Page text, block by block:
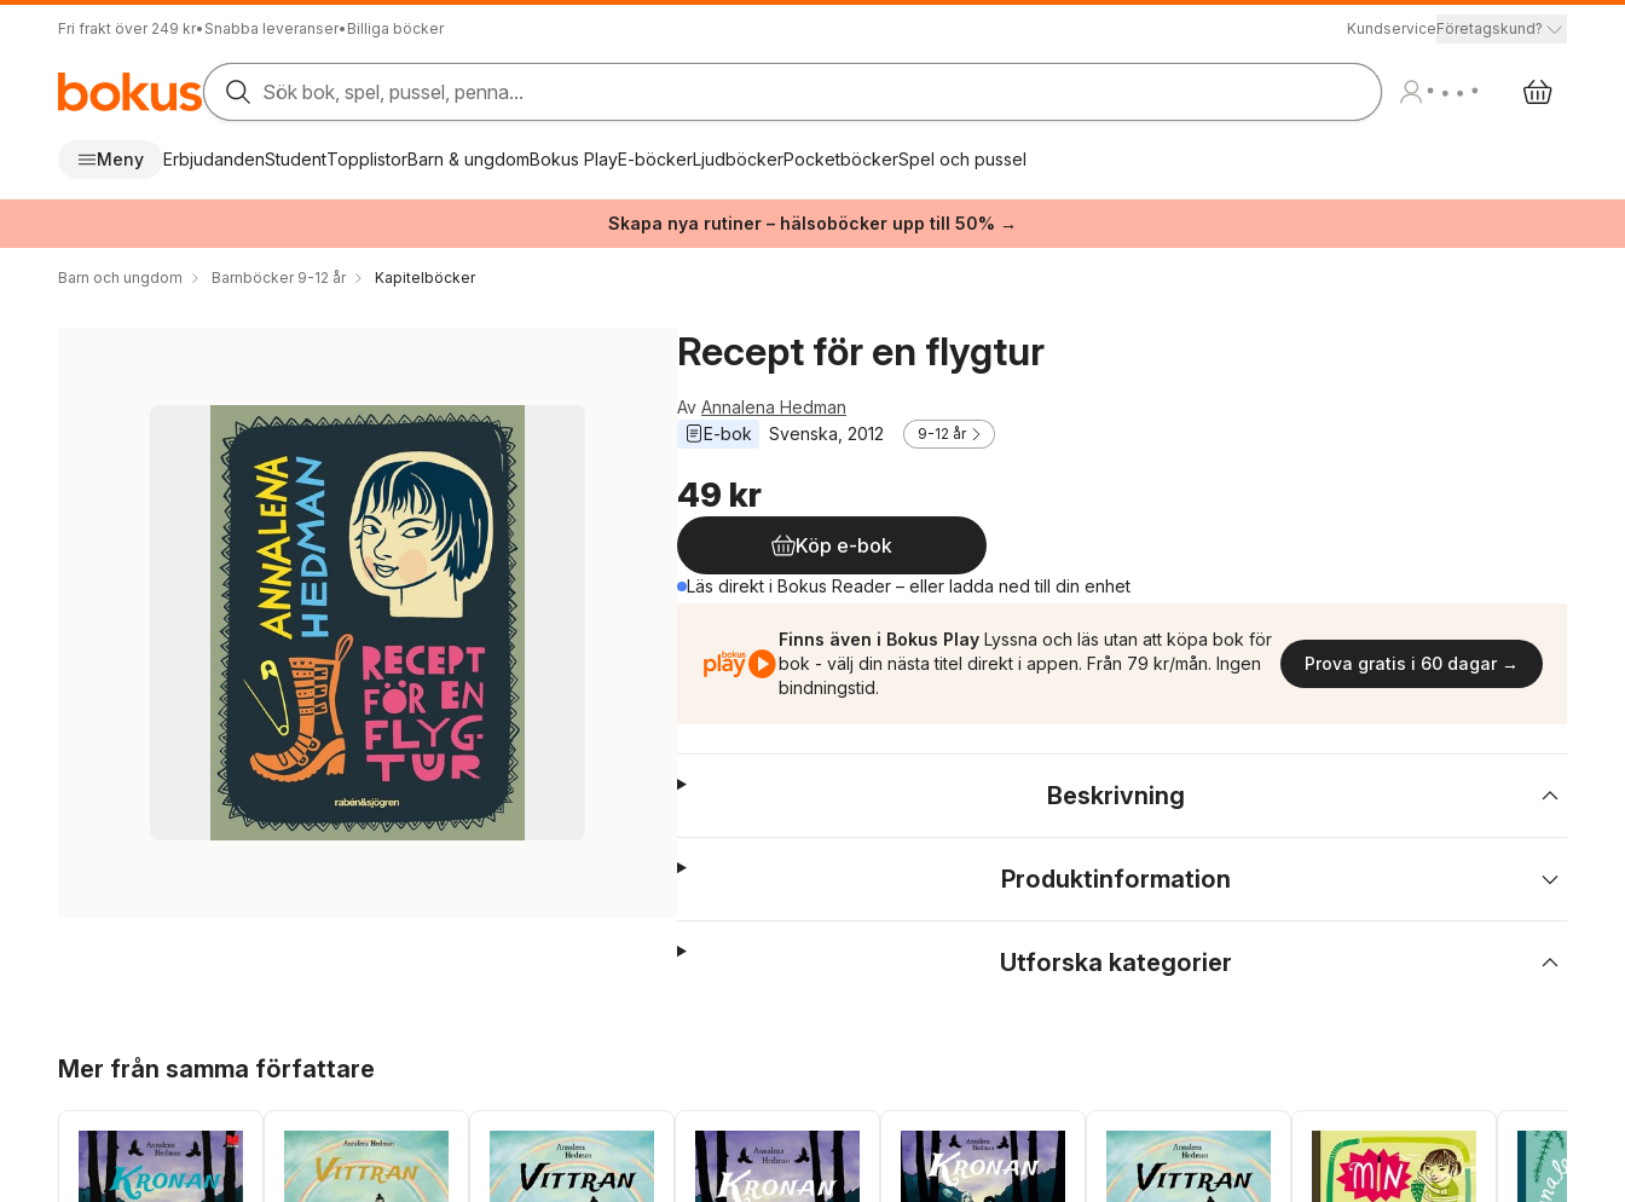
Fri frakt över 249 kr• Snabba leveranser• Billiga böcker KundserviceFöretagskund?
Sök bok, spel, pussel, penna...
Meny ErbjudandenStudentTopplistorBarn & ungdomBokus PlayE-böckerLjudböckerPocketböckerSpel och pussel
Skapa nya rutiner – hälsoböcker upp till 50% →
Barn och ungdom Barnböcker 9-12 år Kapitelböcker
Recept för en flygtur
Av Annalena Hedman
E-bok
Svenska 2012 9-12 år
49 kr
Köp e-bok
Läs direkt i Bokus Reader – eller ladda ned till din enhet
Finns även i Bokus Play Lyssna och läs utan att köpa bok för
bok - välj din nästa titel direkt i appen. Från 79 kr/mån. Ingen
bindningstid.
Prova gratis i 60 dagar →
Beskrivning
Produktinformation
Utforska kategorier
Mer från samma författare